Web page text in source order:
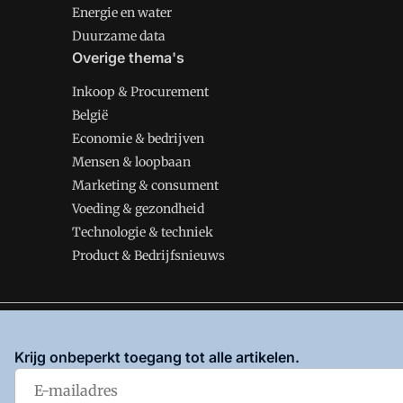
Energie en water
Duurzame data
Overige thema's
Inkoop & Procurement
België
Economie & bedrijven
Mensen & loopbaan
Marketing & consument
Voeding & gezondheid
Technologie & techniek
Product & Bedrijfsnieuws
enPrivacy en Cookie beleid |Privacy instellingen
Krijg onbeperkt toegang tot alle artikelen.